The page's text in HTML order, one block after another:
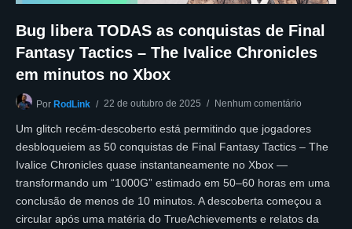
Bug libera TODAS as conquistas de Final
Fantasy Tactics – The Ivalice Chronicles
em minutos no Xbox
Por RodLink 22 de outubro de 2025 Nenhum comentário
Um glitch recém-descoberto está permitindo que jogadores
desbloqueiem as 50 conquistas de Final Fantasy Tactics – The
Ivalice Chronicles quase instantaneamente no Xbox —
transformando um “1000G” estimado em 50–60 horas em uma
conclusão de menos de 10 minutos. A descoberta começou a
circular após uma matéria do TrueAchievements e relatos da